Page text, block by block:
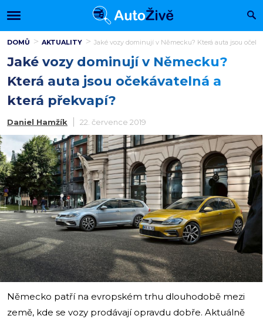
DOMŮ AKTUALITY Jaké vozy dominují v Německu? Která auta jsou
Jaké vozy dominují v Německu?
Která auta jsou očekávatelná a
která překvapí?
Daniel Hamžík 22. července 2019
Německo patří na evropském trhu dlouhodobě mezi
země, kde se vozy prodávají opravdu dobře. Aktuálně